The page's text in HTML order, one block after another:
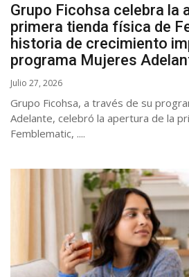
Grupo Ficohsa celebra la
primera tienda física de
historia de crecimiento
programa Mujeres
Julio 27, 2026
Grupo Ficohsa, a través de su
Adelante, celebró la apertura de la
Femblematic, ....